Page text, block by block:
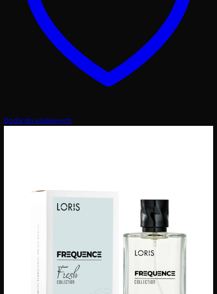
Dodaj do ulubionych